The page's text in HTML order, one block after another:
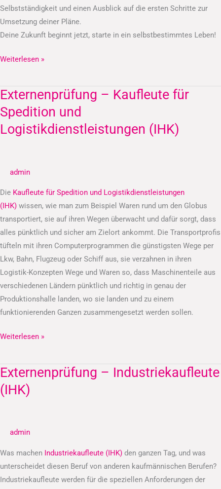
Selbstständigkeit und einen Ausblick auf die ersten Schritte zur
Umsetzung deiner Pläne.
Deine Zukunft beginnt jetzt, starte in ein selbstbestimmtes Leben!
Weiterlesen »
Externenprüfung – Kaufleute für
Spedition und
Logistikdienstleistungen (IHK)
admin
Die Kaufleute für Spedition und Logistikdienstleistungen
(IHK) wissen, wie man zum Beispiel Waren rund um den Globus
transportiert, sie auf ihren Wegen überwacht und dafür sorgt, dass
alles pünktlich und sicher am Zielort ankommt. Die Transportprofis
tüfteln mit ihren Computerprogrammen die günstigsten Wege per
Lkw, Bahn, Flugzeug oder Schiff aus, sie verzahnen in ihren
Logistik-Konzepten Wege und Waren so, dass Maschinenteile aus
verschiedenen Ländern pünktlich und richtig in genau der
Produktionshalle landen, wo sie landen und zu einem
funktionierenden Ganzen zusammengesetzt werden sollen.
Externenprüfung
–
Kaufleute
für
Logistikdienstleistungen
Weiterlesen »
Externenprüfung – Industriekaufleute
(IHK)
admin
Was machen Industriekaufleute (IHK) den ganzen Tag, und was
unterscheidet diesen Beruf von anderen kaufmännischen Berufen?
Industriekaufleute werden für die speziellen Anforderungen der
Externenprüfung
–
Industriekaufleute